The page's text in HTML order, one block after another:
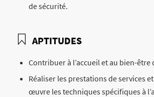
de sécurité.
APTITUDES
Contribuer à l’accueil et au bien-être
Réaliser les prestations de services
œuvre les techniques spécifiques à